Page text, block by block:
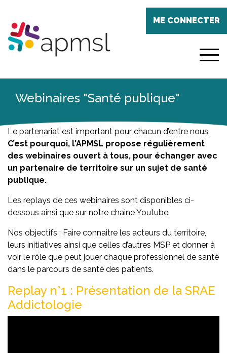
contenu
principal
ME CONNECTER
menu
Webinaires "Santé publique"
Le partenariat est important pour chacun d’entre nous.
C’est pourquoi, l'APMSL propose régulièrement
des webinaires ouvert à tous, pour échanger avec
un partenaire de territoire sur un sujet de santé
publique.
Les replays de ces webinaires sont disponibles ci-
dessous ainsi que sur notre chaine Youtube.
Nos objectifs : Faire connaitre les acteurs du territoire,
leurs initiatives ainsi que celles d’autres MSP et donner à
voir le rôle que peut jouer chaque professionnel de santé
dans le parcours de santé des patients.
Replay n°1 : Présentation de la SRAE
Addictologie